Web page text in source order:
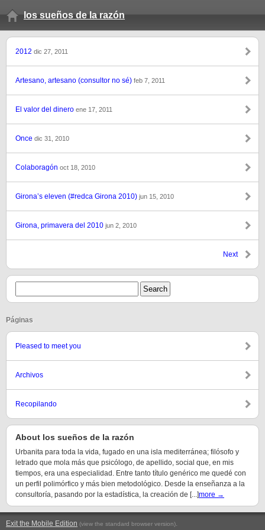
los sueños de la razón
2012 dic 27, 2011
Artesano, artesano (consultor no sé) feb 7, 2011
El valor del dinero ene 17, 2011
Once dic 31, 2010
Colaboragón oct 18, 2010
Girona’s eleven (#redca Girona 2010) jun 15, 2010
Girona, primavera del 2010 jun 2, 2010
Next
Páginas
Pleased to meet you
Archivos
Recopilando
About los sueños de la razón
Urbanita para toda la vida, fugado en una isla mediterránea; filósofo y
letrado que mola más que psicólogo, de apellido, social que, en mis
tiempos, era una especialidad. Entre tanto título genérico me quedé con
un perfil polimórfico y más bien metodológico. Desde la enseñanza a la
consultoría, pasando por la estadística, la creación de [...]more →
Exit the Mobile Edition (view the standard browser version).